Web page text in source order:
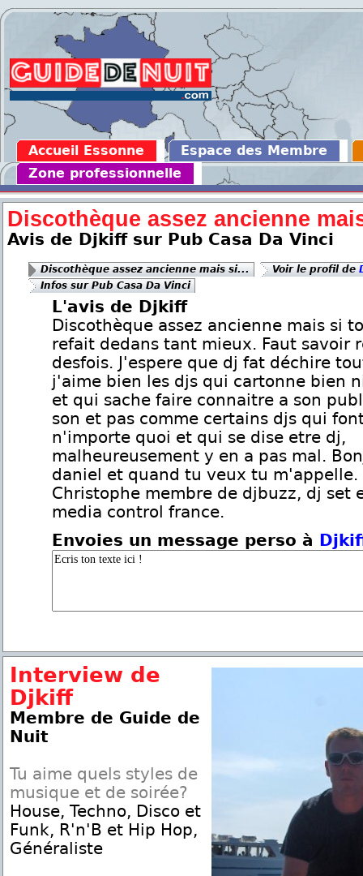
Accueil Essonne
Espace des Membre
Zone professionnelle
Discothèque assez ancienne
Avis de Djkiff sur Pub Casa Da Vinci
Discothèque assez ancienne mais si... Voir le profil de
Infos sur Pub Casa Da Vinci
L'avis de Djkiff
Discothèque assez ancienne mais si
refait dedans tant mieux. Faut savoir
desfois. J'espere que dj fat déchire
j'aime bien les djs qui cartonne bien
et qui sache faire connaitre a son
son et pas comme certains djs qui
n'importe quoi et qui se dise etre dj,
malheureusement y en a pas mal.
daniel et quand tu veux tu m'appelle.
Christophe membre de djbuzz, dj set
media control france.
Envoies un message perso à
Interview de
Djkiff
Membre de Guide de
Nuit
Tu aime quels styles de
musique et de soirée?
House, Techno, Disco et
Funk, R'n'B et Hip Hop,
Généraliste